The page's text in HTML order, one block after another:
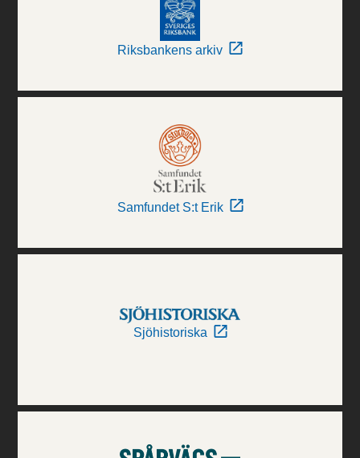
Riksbankens arkiv
Samfundet S:t Erik
Sjöhistoriska